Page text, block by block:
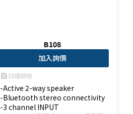
B108
加入詢價
feed詳細規格
-Active 2-way speaker
-Bluetooth stereo connectivity
-3 channel INPUT